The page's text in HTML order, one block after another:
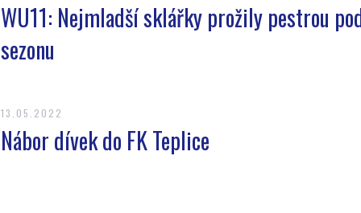
WU11: Nejmladší sklářky prožily pestrou
sezonu
13.05.2022
Nábor dívek do FK Teplice